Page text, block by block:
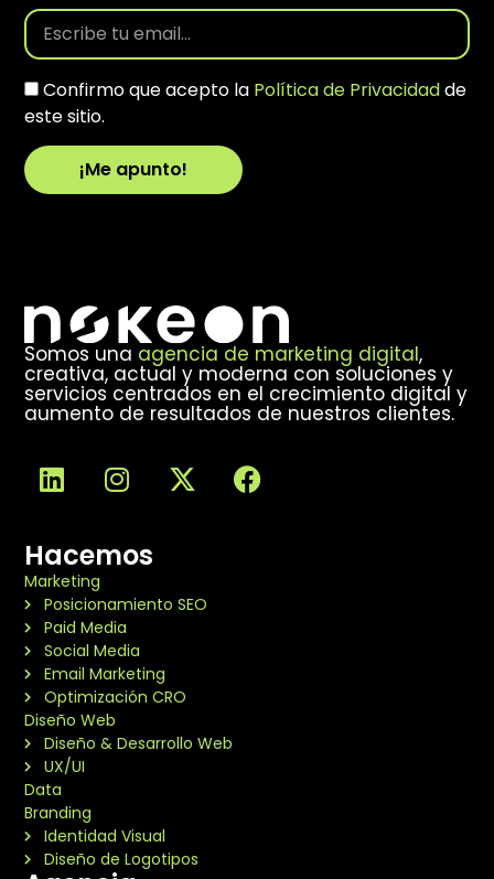
Confirmo que acepto la Política de Privacidadde
este sitio.
¡Me apunto!
Somos una agencia de marketing digital,
creativa, actual y moderna con soluciones y
servicios centrados en el crecimiento digital y
aumento de resultados de nuestros clientes.
Hacemos
Marketing
Posicionamiento SEO
Paid Media
Social Media
Email Marketing
Optimización CRO
Diseño Web
Diseño & Desarrollo Web
UX/UI
Data
Branding
Identidad Visual
Diseño de Logotipos